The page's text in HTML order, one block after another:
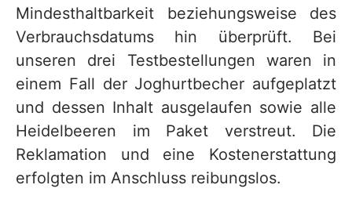
Mindesthaltbarkeit beziehungsweise des
Verbrauchsdatums hin überprüft. Bei
unseren drei Testbestellungen waren in
einem Fall der Joghurtbecher aufgeplatzt
und dessen Inhalt ausgelaufen sowie alle
Heidelbeeren im Paket verstreut. Die
Reklamation und eine Kostenerstattung
erfolgten im Anschluss reibungslos.